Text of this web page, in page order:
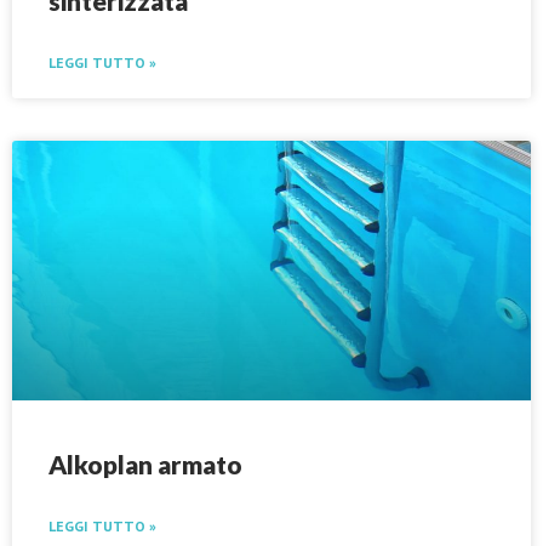
LEGGI TUTTO »
Alkoplan armato
LEGGI TUTTO »